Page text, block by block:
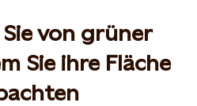
von grüner
Sie ihre Fläche